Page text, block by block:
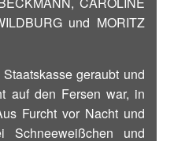
und MORITZ
geraubt und
auf den Fersen war, in
Furcht vor Nacht und
und